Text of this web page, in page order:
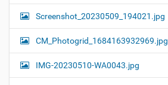
Screenshot_20230509_194021.jpg
CM_Photogrid_1684163932969.jpg
IMG-20230510-WA0043.jpg